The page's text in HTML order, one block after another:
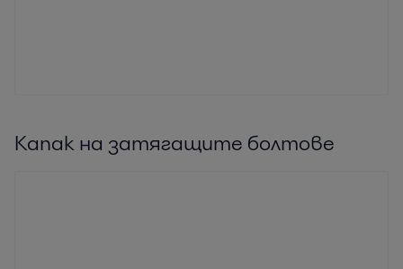
Капак на затягащите болтове